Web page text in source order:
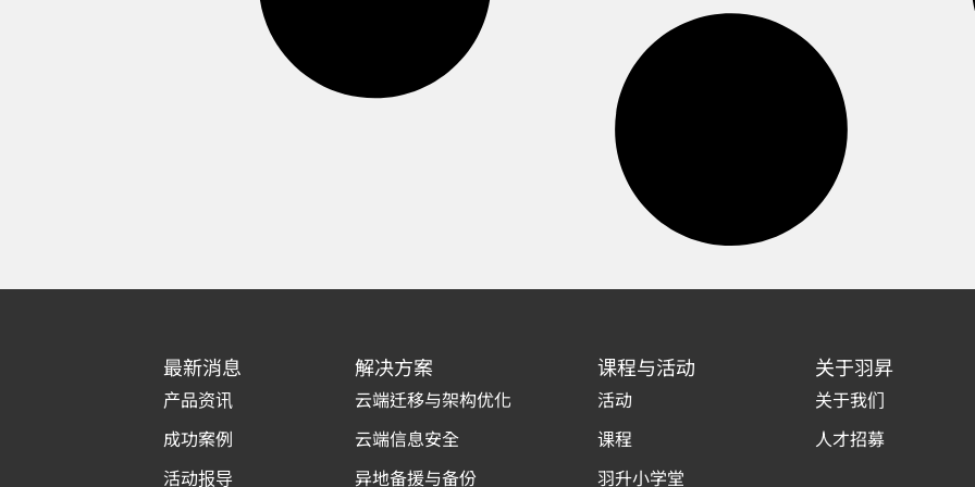
最新消息
产品资讯
成功案例
活动报导
解决方案
云端迁移与架构优化
云端信息安全
异地备援与备份
课程与活动
活动
课程
羽升小学堂
关于羽昇
关于我们
人才招募